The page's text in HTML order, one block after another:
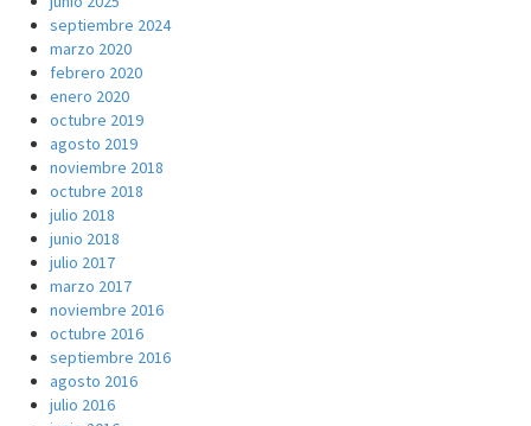
septiembre 2024
marzo 2020
febrero 2020
enero 2020
octubre 2019
agosto 2019
noviembre 2018
octubre 2018
julio 2018
junio 2018
julio 2017
marzo 2017
noviembre 2016
octubre 2016
septiembre 2016
agosto 2016
julio 2016